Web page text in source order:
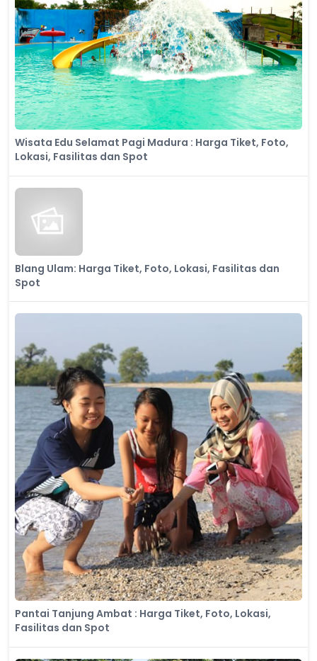
Wisata Edu Selamat Pagi Madura : Harga Tiket, Foto,
Lokasi, Fasilitas dan Spot
Blang Ulam: Harga Tiket, Foto, Lokasi, Fasilitas dan
Spot
Pantai Tanjung Ambat : Harga Tiket, Foto, Lokasi,
Fasilitas dan Spot